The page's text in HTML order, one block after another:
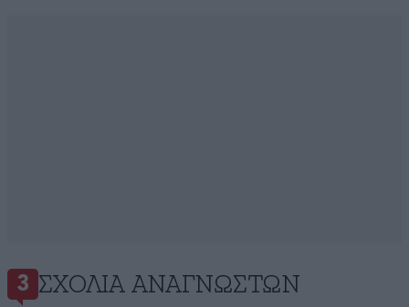
3 ΣΧΌΛΙΑ ΑΝΑΓΝΩΣΤΏΝ